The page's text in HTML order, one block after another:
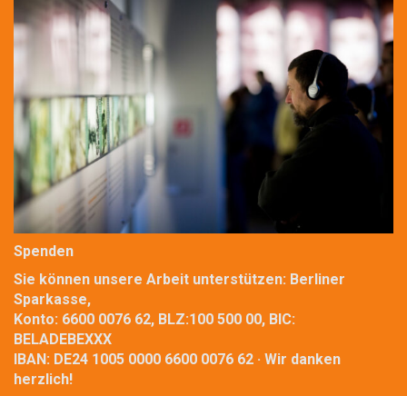
Spenden
Sie können unsere Arbeit unterstützen: Berliner
Sparkasse,
Konto: 6600 0076 62, BLZ:100 500 00, BIC:
BELADEBEXXX
IBAN: DE24 1005 0000 6600 0076 62 · Wir danken
herzlich!